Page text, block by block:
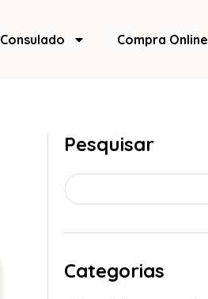
Consulado Compra Online
Pesquisar
Categorias